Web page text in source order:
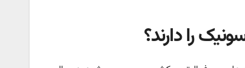
را دارند؟